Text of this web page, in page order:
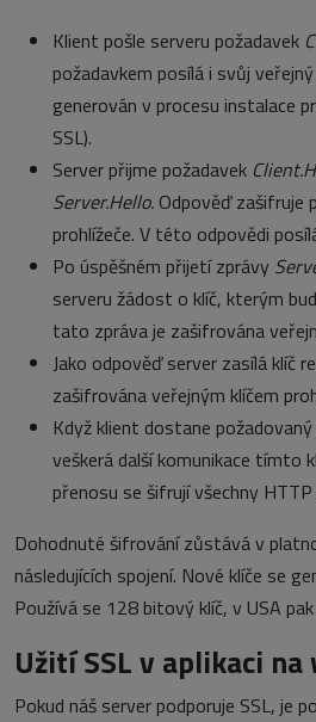
Klient pošle serveru požadavek
požadavkem posílá i svůj
generován v procesu instalace
SSL).
Server přijme požadavek
Server.Hello. Odpověď zašifruje
prohlížeče. V této odpovědi
Po úspěšném přijetí zprávy
serveru žádost o klíč, kterým
tato zpráva je zašifrována
Jako odpověď server zasílá klíč
zašifrována veřejným klíčem
Když klient dostane
veškerá další komunikace tímto
přenosu se šifrují všechny HTTP
Dohodnuté šifrování zůstává v
následujících spojení. Nové klíče se
Používá se 128 bitový klíč, v USA
Užití SSL v aplikaci na
Pokud náš server podporuje SSL, je